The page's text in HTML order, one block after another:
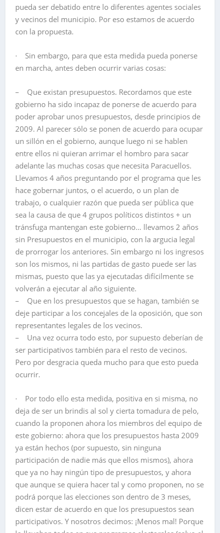
pueda ser debatido entre lo diferentes agentes sociales
y vecinos del municipio. Por eso estamos de acuerdo
con la propuesta.
· Sin embargo, para que esta medida pueda ponerse
en marcha, antes deben ocurrir varias cosas:
– Que existan presupuestos. Recordamos que este
gobierno ha sido incapaz de ponerse de acuerdo para
poder aprobar unos presupuestos, desde principios de
2009. Al parecer sólo se ponen de acuerdo para ocupar
un sillón en el gobierno, aunque luego ni se hablen
entre ellos ni quieran arrimar el hombro para sacar
adelante las muchas cosas que necesita Paracuellos.
Llevamos 4 años preguntando por el programa que les
hace gobernar juntos, o el acuerdo, o un plan de
trabajo, o cualquier razón que pueda ser pública que
sea la causa de que 4 grupos políticos distintos + un
tránsfuga mantengan este gobierno… llevamos 2 años
sin Presupuestos en el municipio, con la argucia legal
de prorrogar los anteriores. Sin embargo ni los ingresos
son los mismos, ni las partidas de gasto puede ser las
mismas, puesto que las ya ejecutadas difícilmente se
volverán a ejecutar al año siguiente.
– Que en los presupuestos que se hagan, también se
deje participar a los concejales de la oposición, que son
representantes legales de los vecinos.
– Una vez ocurra todo esto, por supuesto deberían de
ser participativos también para el resto de vecinos.
Pero por desgracia queda mucho para que esto pueda
ocurrir.
· Por todo ello esta medida, positiva en si misma, no
deja de ser un brindis al sol y cierta tomadura de pelo,
cuando la proponen ahora los miembros del equipo de
este gobierno: ahora que los presupuestos hasta 2009
ya están hechos (por supuesto, sin ninguna
participación de nadie más que ellos mismos), ahora
que ya no hay ningún tipo de presupuestos, y ahora
que aunque se quiera hacer tal y como proponen, no se
podrá porque las elecciones son dentro de 3 meses,
dicen estar de acuerdo en que los presupuestos sean
participativos. Y nosotros decimos: ¡Menos mal! Porque